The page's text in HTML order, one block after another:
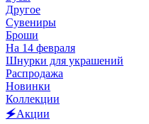
Другое
Сувениры
Броши
На 14 февраля
Шнурки для украшений
Распродажа
Новинки
Коллекции
🗲Акции